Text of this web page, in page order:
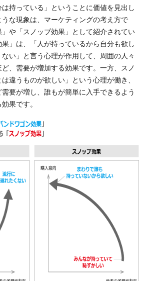
持っている」ということに価値を見出し
な現象は、マーケティングの考え方で
や「スノッブ効果」として紹介されてい
」は、「人が持っているから自分も欲し
い」と言う心理が作用して、周囲の人々
、需要が増加する効果です。一方、スノ
違うものが欲しい」という心理が働き、
要が増し、誰もが簡単に入手できるよう
果です。